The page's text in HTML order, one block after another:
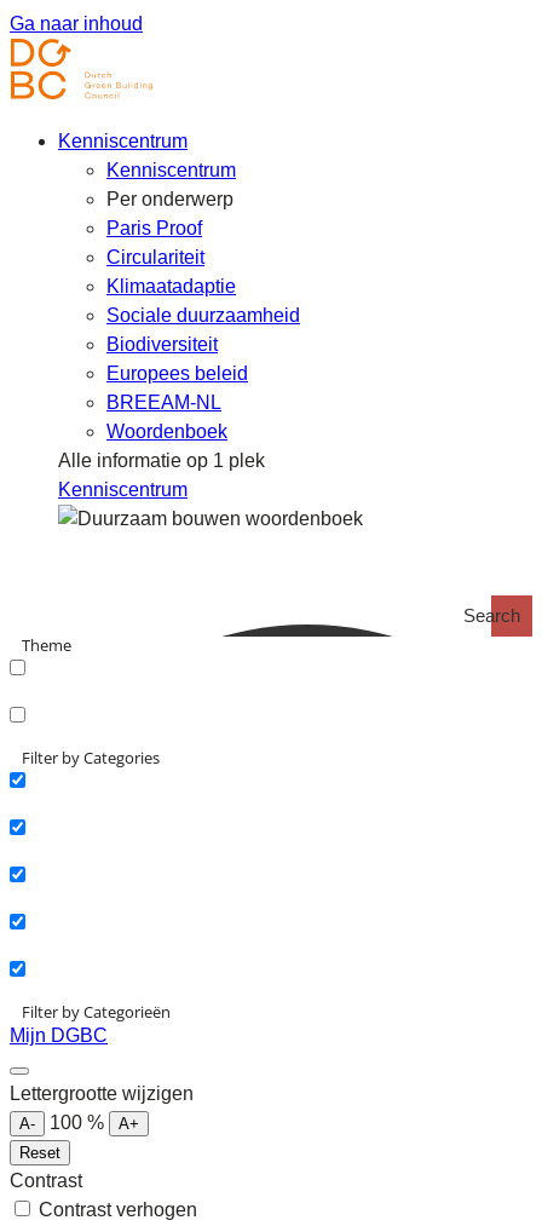
Ga naar inhoud
Kenniscentrum
Kenniscentrum
Per onderwerp
Paris Proof
Circulariteit
Klimaatadaptie
Sociale duurzaamheid
Biodiversiteit
Europees beleid
BREEAM-NL
Woordenboek
Alle informatie op 1 plek
Kenniscentrum
Search
Theme
Filter by Categories
Filter by Categorieën
Mijn DGBC
Lettergrootte wijzigen
A- 100 %
A+
Reset
Contrast
Contrast verhogen